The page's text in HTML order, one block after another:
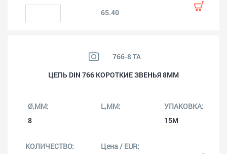
65.40
766-8 TA
ЦЕПЬ DIN 766 КОРОТКИЕ ЗВЕНЬЯ 8ММ
8 15M